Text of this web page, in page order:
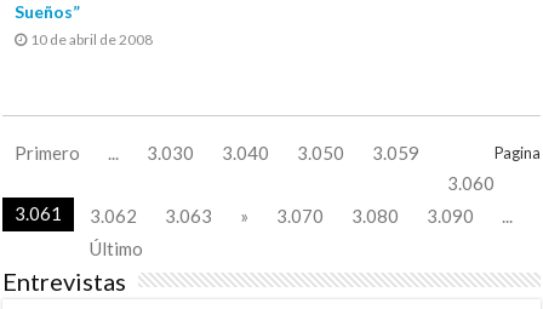
Sueños”
10 de abril de 2008
Pagina
Primero ... 3.030 3.040 3.050
3.059
3.060
3.061
3.062 3.063 » 3.070 3.080 3.090
...
Último
Entrevistas